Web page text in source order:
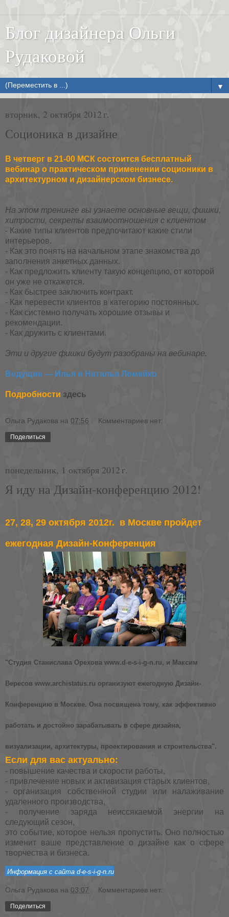
Блог дизайнера Ольги
Рудаковой
▼
вторник, 2 октября 2012 г.
Соционика в дизайне
В четверг в 21-00 МСК состоится бесплатный
вебинар о практическом применении соционики в
архитектурном и дизайнерском бизнесе.
На этом тренинге вы узнаете основные вещи, фишки,
хитрости, секреты взаимоотношения с клиентом
- Какие типы клиентов предпочитают какие стили
интерьеров.
- Как это понять на начальном этапе знакомства до
заполнения анкетных данных.
- Как предложить клиенту такую концепцию, от которой
он уже не откажется.
- Как быстрее заключить контракт.
- Как перевести клиентов в категорию постоянных.
- Как системно получать хорошие отзывы и
рекомендации.
- Как дружить с клиентами.
Эти и другие фишки будут разобраны на вебинаре.
Ведущие — Илья и Наталья Ломейко
Подробности здесь
Ольга Рудакова на 07:56 Комментариев нет:
Поделиться
понедельник, 1 октября 2012 г.
Я иду на Дизайн-конференцию 2012!
27, 28, 29 октября 2012г. в Москве пройдет
ежегодная Дизайн-Конференция
"Студия Станислава Орехова www.d-e-s-i-g-n.ru, и Максим
Вересов www.archistatus.ru организуют ежегодную Дизайн-
Конференцию в Москве. Она посвящена тому, как эффективно
работать и достойно зарабатывать в сфере дизайна,
визуализации, архитектуры, проектирования и строительства".
Если для вас актуально:
- повышение качества и скорости работы,
- привлечение новых и активизация старых клиентов,
- организация собственной студии или налаживание
удаленного производства,
- получение заряда неиссякаемой энергии на
следующий сезон,
это событие, которое нельзя пропустить. Оно полностью
изменит ваше представление о дизайне как о сфере
творчества и бизнеса.
Информация с сайта d-e-s-i-g-n.ru
Ольга Рудакова на 03:07 Комментариев нет:
Поделиться